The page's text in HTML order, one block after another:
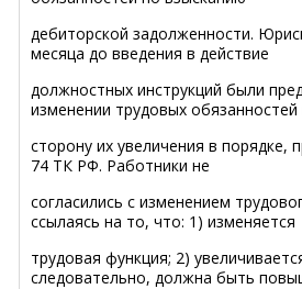
дебиторской задолженности.
месяца до введения в действие
должностных инструкций были
изменении трудовых обязанностей
сторону их увеличения в порядке,
74 ТК РФ. Работники не
согласились с изменением
ссылаясь на то, что: 1) изменяется
трудовая функция; 2)
следовательно, должна быть